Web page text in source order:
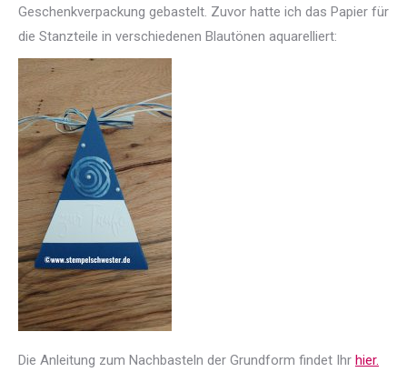
Geschenkverpackung gebastelt. Zuvor hatte ich das Papier für
die Stanzteile in verschiedenen Blautönen aquarelliert:
Die Anleitung zum Nachbasteln der Grundform findet Ihr hier.